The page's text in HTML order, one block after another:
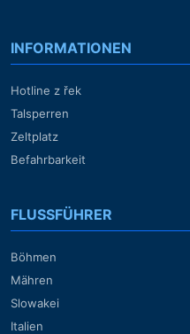
INFORMATIONEN
Hotline z řek
Talsperren
Zeltplatz
Befahrbarkeit
FLUSSFÜHRER
Böhmen
Mähren
Slowakei
Italien